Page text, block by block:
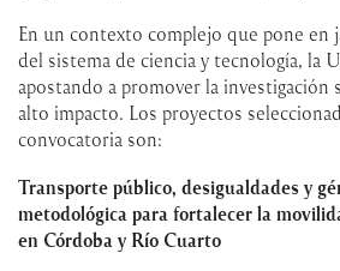
En un contexto complejo que pone en
del sistema de ciencia y tecnología, la
apostando a promover la investigación
alto impacto. Los proyectos
convocatoria son:
Transporte público, desigualdades y
metodológica para fortalecer la
en Córdoba y Río Cuarto